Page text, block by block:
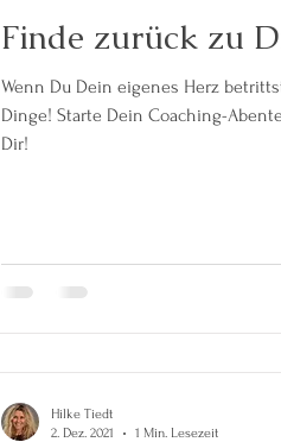
Finde zurück zu
Wenn Du Dein eigenes Herz
Dinge! Starte Dein Coaching-Abenteuer und finde zurück zu
Dir!
Hilke Tiedt
2. Dez. 2021
1 Min. Lesezeit